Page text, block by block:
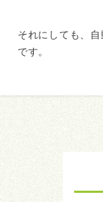
それにしても、
です。